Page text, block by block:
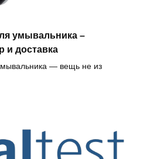
умывальника –
и доставка
— вещь не из